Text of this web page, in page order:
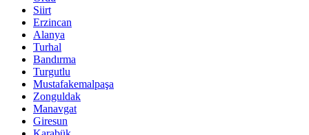
Siirt
Erzincan
Alanya
Turhal
Bandırma
Turgutlu
Mustafakemalpaşa
Zonguldak
Manavgat
Giresun